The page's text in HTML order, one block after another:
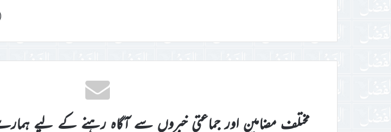
مختلف مضامین اور جماعتی خبروں سے آگاہ رہنے کے لیے ہمارے